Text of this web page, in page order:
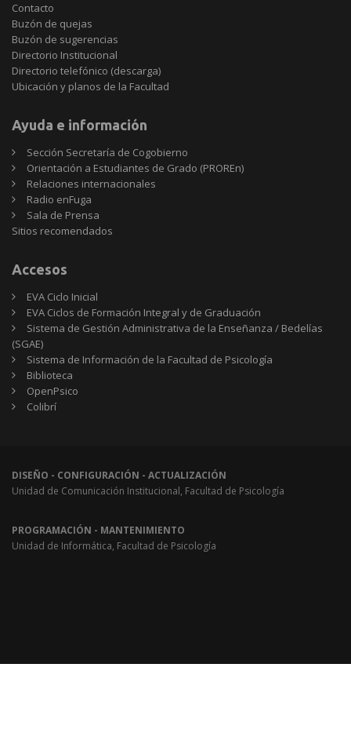
Contacto
Buzón de quejas
Buzón de sugerencias
Directorio Institucional
Directorio telefónico (descarga)
Ubicación y planos de la Facultad
Ayuda e información
Sección Secretaría de Cogobierno
Orientación a Estudiantes de Grado (PROREn)
Relaciones internacionales
Radio enFuga
Sala de Prensa
Sitios
Sitios recomendados
Accesos
EVA Ciclo Inicial
EVA Ciclos de Formación Integral y de Graduación
Sistema de Gestión Administrativa de la Enseñanza / Bedelías
(SGAE)
Sistema de Información de la Facultad de Psicología
Biblioteca
OpenPsico
Colibrí
DISEÑO - CONFIGURACIÓN - ACTUALIZACIÓN
Unidad de Comunicación Institucional, Facultad de Psicología
PROGRAMACIÓN - MANTENIMIENTO
Unidad de Informática, Facultad de Psicología